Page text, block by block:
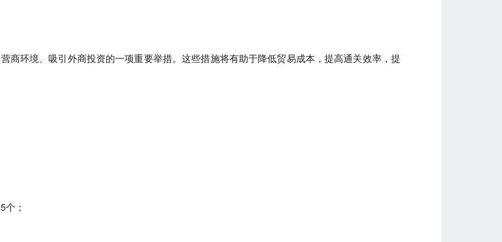
商环境、吸引外商投资的一项重要举措。这些措施将有助于降低贸易成本，提高通关效率，提
；